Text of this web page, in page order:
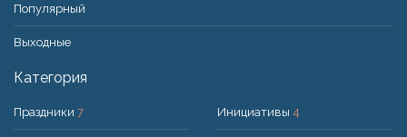
Популярный
Bыходные
Категория
Праздники 7 Инициативы 4